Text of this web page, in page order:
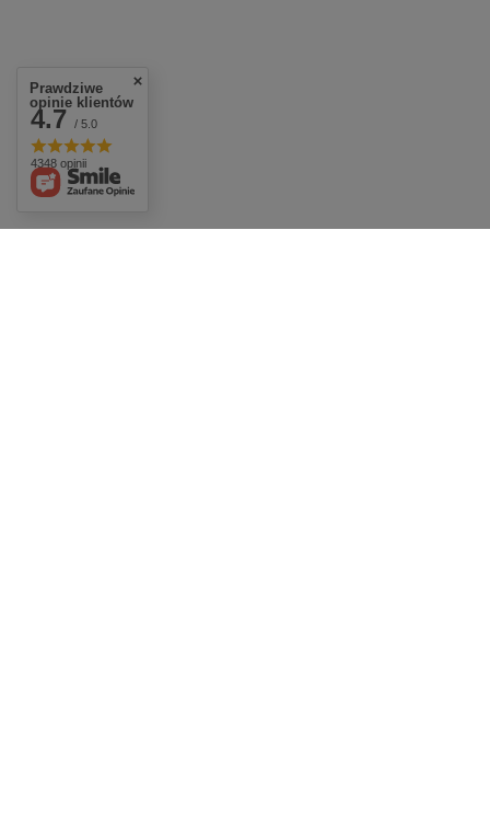
Prawdziwe
opinie klientów
4.7 / 5.0
4348 opinii